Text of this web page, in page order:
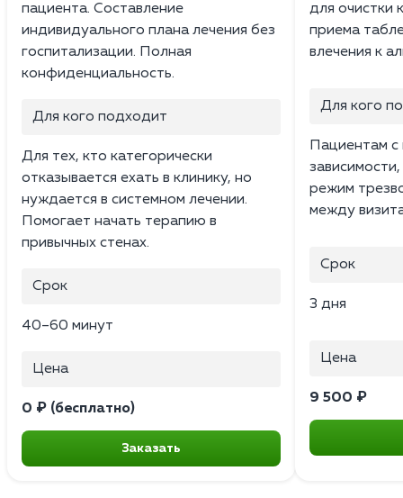
пациента. Составление
индивидуального плана лечения без
госпитализации. Полная
конфиденциальность.
Для кого подходит
Для тех, кто категорически
отказывается ехать в клинику, но
нуждается в системном лечении.
Помогает начать терапию в
привычных стенах.
Срок
40–60 минут
Цена
0 ₽ (бесплатно)
Заказать
для очистки
приема
влечения к
Для кого
Пациентам с
режим
между
Срок
3 дня
Цена
9 500 ₽